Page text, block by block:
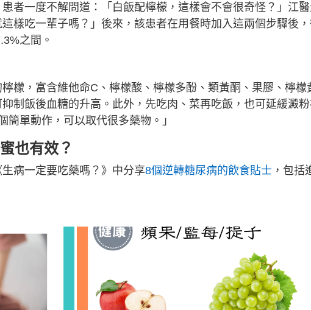
者一度不解問道：「白飯配檸檬，這樣會不會很奇怪？」江
樣吃一輩子嗎？」後來，該患者在用餐時加入這兩個步驟後
之間。
檬，富含維他命C、檸檬酸、檸檬多酚、類黃酮、果膠、檸檬
制飯後血糖的升高。此外，先吃肉、菜再吃飯，也可延緩澱
單動作，可以取代很多藥物。」
也有效？
病一定要吃藥嗎？》中分享8個逆轉糖尿病的飲食貼士 ，包括